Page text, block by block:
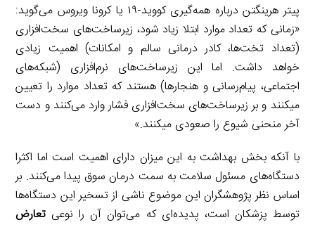
پیتر هرینگتن درباره همه‌گیری کووید-۱۹ یا کرونا ویروس می‌گوید:
«زمانی که تعداد موارد ابتلا زیاد شود، زیرساخت‌های سخت‌افزاری
(تعداد تخت‌ها، کادر درمانی سالم و امکانات) اهمیت زیادی
خواهد داشت. اما این زیرساخت‌های نرم‌افزاری (شبکه‌های
اجتماعی، پیام‌رسانی و هنجارها) هستند که تعداد موارد را تعیین
میکنند و بر زیرساخت‌های سخت‌افزاری فشار وارد می‌کنند و دست
آخر منحنی شیوع را صعودی میکنند.»
با آنکه بخش بهداشت به این میزان دارای اهمیت است اما اکثرا
دستگاه‌های مسئول سلامت به سمت درمان سوق پیدا می‌کنند. بر
اساس نظر پژوهشگران این موضوع ناشی از تسخیر این دستگاه‌ها
توسط پزشکان است، پدیده‌ای که می‌توان آن را نوعی تعارض